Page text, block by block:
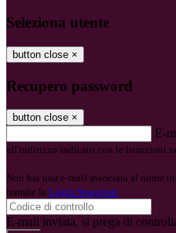
Seleziona utente
button close ×
Recupero password
button close ×
E-
all'indirizzo indicato con le istruzioni
Non hai una e-mail associata al nome
tramite la Login Spaggiari
E-mail inviata, si prega di